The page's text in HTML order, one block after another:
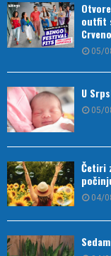
outfit
05/
U
05/
Četiri
04/